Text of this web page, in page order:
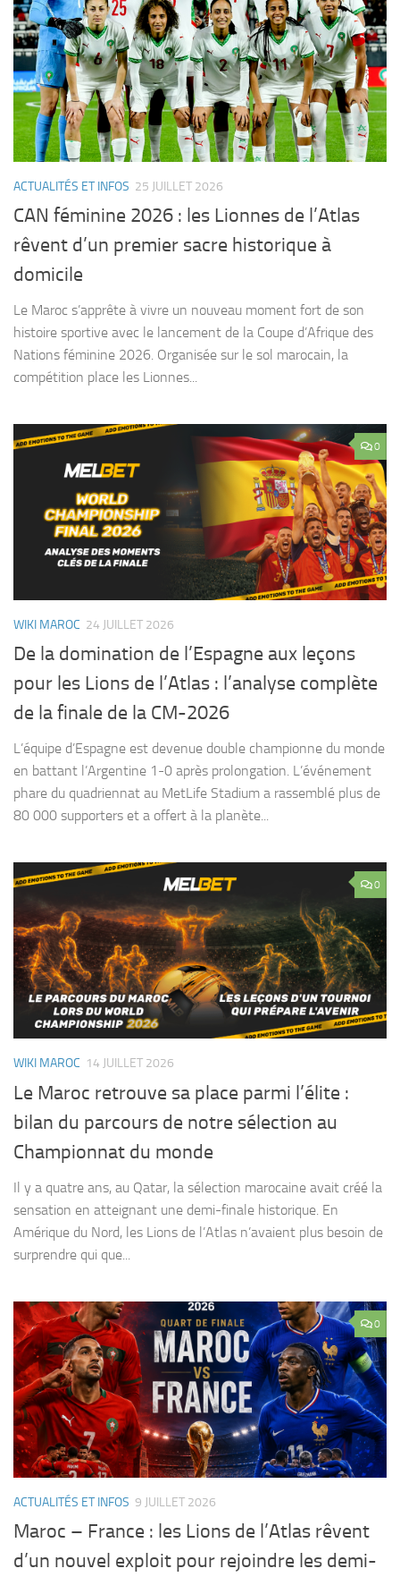
ACTUALITÉS ET INFOS 25 JUILLET 2026
CAN féminine 2026 : les Lionnes de l’Atlas
rêvent d’un premier sacre historique à
domicile
Le Maroc s’apprête à vivre un nouveau moment fort de son
histoire sportive avec le lancement de la Coupe d’Afrique des
Nations féminine 2026. Organisée sur le sol marocain, la
compétition place les Lionnes...
0
WIKI MAROC 24 JUILLET 2026
De la domination de l’Espagne aux leçons
pour les Lions de l’Atlas : l’analyse complète
de la finale de la CM-2026
L’équipe d’Espagne est devenue double championne du monde
en battant l’Argentine 1-0 après prolongation. L’événement
phare du quadriennat au MetLife Stadium a rassemblé plus de
80 000 supporters et a offert à la planète...
0
WIKI MAROC 14 JUILLET 2026
Le Maroc retrouve sa place parmi l’élite :
bilan du parcours de notre sélection au
Championnat du monde
Il y a quatre ans, au Qatar, la sélection marocaine avait créé la
sensation en atteignant une demi-finale historique. En
Amérique du Nord, les Lions de l’Atlas n’avaient plus besoin de
surprendre qui que...
0
ACTUALITÉS ET INFOS 9 JUILLET 2026
Maroc – France : les Lions de l’Atlas rêvent
d’un nouvel exploit pour rejoindre les demi-